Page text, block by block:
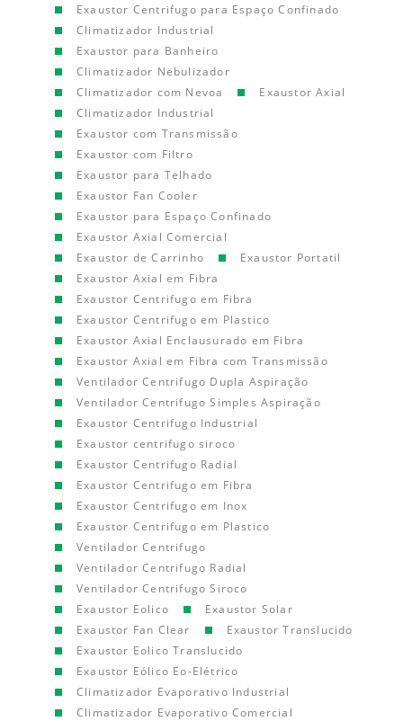
Exaustor Centrifugo para Espaço Confinado
Climatizador Industrial
Exaustor para Banheiro
Climatizador Nebulizador
Climatizador com Nevoa
Exaustor Axial
Climatizador Industrial
Exaustor com Transmissão
Exaustor com Filtro
Exaustor para Telhado
Exaustor Fan Cooler
Exaustor para Espaço Confinado
Exaustor Axial Comercial
Exaustor de Carrinho
Exaustor Portatil
Exaustor Axial em Fibra
Exaustor Centrifugo em Fibra
Exaustor Centrifugo em Plastico
Exaustor Axial Enclausurado em Fibra
Exaustor Axial em Fibra com Transmissão
Ventilador Centrifugo Dupla Aspiração
Ventilador Centrifugo Simples Aspiração
Exaustor Centrifugo Industrial
Exaustor centrifugo siroco
Exaustor Centrifugo Radial
Exaustor Centrifugo em Fibra
Exaustor Centrifugo em Inox
Exaustor Centrifugo em Plastico
Ventilador Centrifugo
Ventilador Centrifugo Radial
Ventilador Centrifugo Siroco
Exaustor Eolico
Exaustor Solar
Exaustor Fan Clear
Exaustor Translucido
Exaustor Eolico Translucido
Exaustor Eólico Eo-Elétrico
Climatizador Evaporativo Industrial
Climatizador Evaporativo Comercial